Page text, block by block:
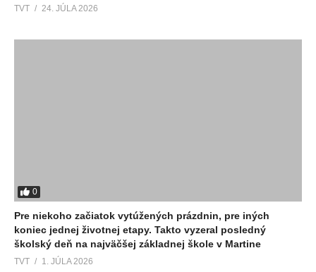
TVT 24. JÚLA 2026
0
Pre niekoho začiatok vytúžených prázdnin, pre iných
koniec jednej životnej etapy. Takto vyzeral posledný
školský deň na najväčšej základnej škole v Martine
TVT 1. JÚLA 2026